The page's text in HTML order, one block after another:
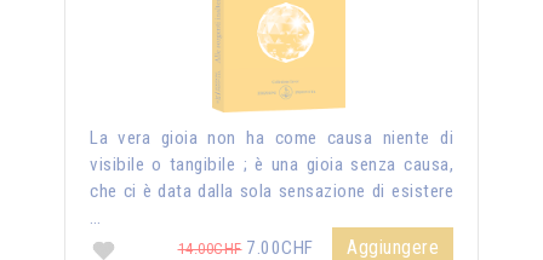
La vera gioia non ha come causa niente di
visibile o tangibile ; è una gioia senza causa,
che ci è data dalla sola sensazione di esistere
…
14.00CHF7.00CHF Aggiungere